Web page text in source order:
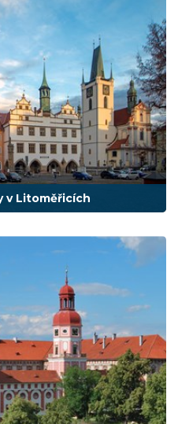
v Litoměřicích